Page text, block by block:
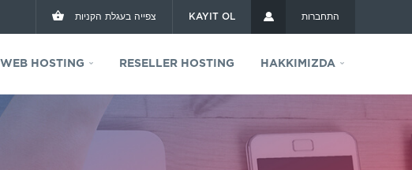
צפייה בעגלת הקניות KAYIT OL התחברות
WEB HOSTING RESELLER HOSTING HAKKIMIZDA